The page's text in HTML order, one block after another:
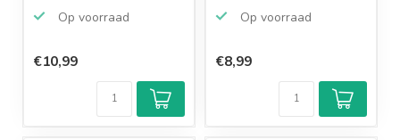
Op voorraad
€10,99
Op voorraad
€8,99